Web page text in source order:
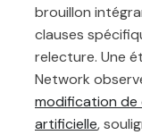
brouillon
clauses
relecture. Une
Network
modification de
artificielle,